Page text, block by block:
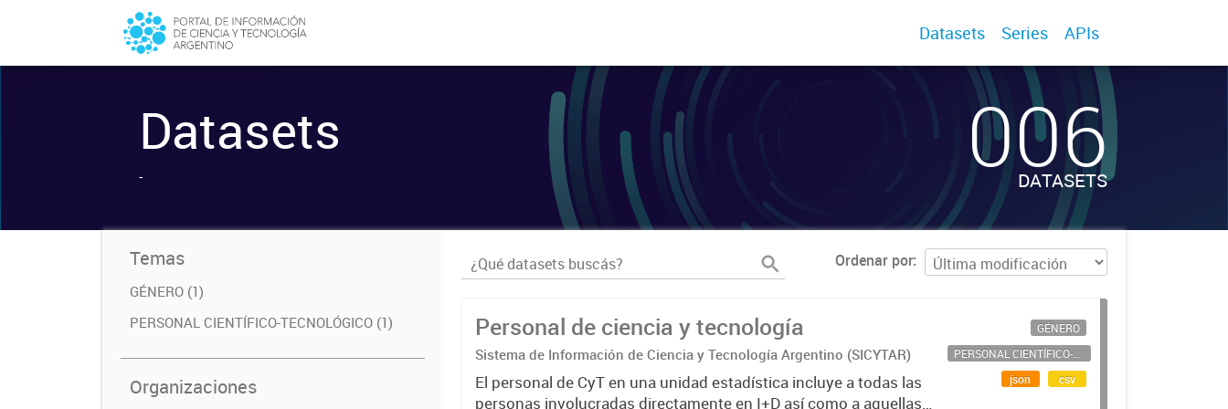
Datasets Series APIs
Datasets
- 006
DATASETS
Temas
GÉNERO (1)
PERSONAL CIENTÍFICO-TECNOLÓGICO (1)
Organizaciones
Ordenar por
Personal de ciencia y tecnología
Sistema de Información de Ciencia y Tecnología Argentino (SICYTAR)
El personal de CyT en una unidad estadística incluye a todas las
personas involucradas directamente en I+D así como a aquellas
GÉNERO
PERSONAL CIENTÍFICO-TECNOLÓGICO
json
csv